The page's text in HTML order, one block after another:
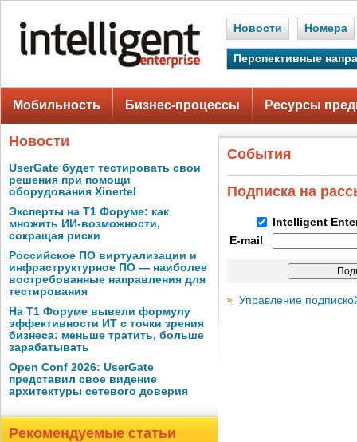
Новости Номера
Перспективные
Мобильность Бизнес-процессы Ресурсы
Новости
UserGate будет тестировать свои
решения при помощи
оборудования Xinertel
Эксперты на Т1 Форуме: как
множить ИИ-возможности,
сокращая риски
Российское ПО виртуализации и
инфраструктурное ПО — наиболее
востребованные направления для
тестирования
На Т1 Форуме вывели формулу
эффективности ИТ с точки зрения
бизнеса: меньше тратить, больше
зарабатывать
Open Conf 2026: UserGate
представил свое видение
архитектуры сетевого доверия
Рекомендуемые статьи
События
Подписка на
Intelligent
E-mail
Управление